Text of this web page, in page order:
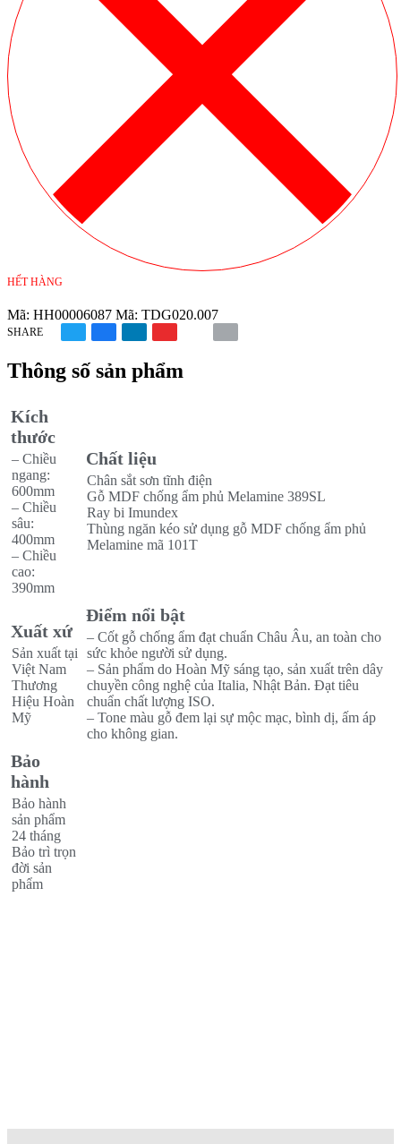
HẾT HÀNG
Mã: HH00006087 Mã: TDG020.007
SHARE
Thông số sản phẩm
Kích
thước
– Chiều
ngang:
600mm
– Chiều
sâu:
400mm
– Chiều
cao:
390mm
Chất liệu
Chân sắt sơn tĩnh điện
Gỗ MDF chống ẩm phủ Melamine 389SL
Ray bi Imundex
Thùng ngăn kéo sử dụng gỗ MDF chống ẩm phủ
Melamine mã 101T
Xuất xứ
Sản xuất tại
Việt Nam
Thương
Hiệu Hoàn
Mỹ
Điểm nổi bật
– Cốt gỗ chống ẩm đạt chuẩn Châu Âu, an toàn cho
sức khỏe người sử dụng.
– Sản phẩm do Hoàn Mỹ sáng tạo, sản xuất trên dây
chuyền công nghệ của Italia, Nhật Bản. Đạt tiêu
chuẩn chất lượng ISO.
– Tone màu gỗ đem lại sự mộc mạc, bình dị, ấm áp
cho không gian.
Bảo
hành
Bảo hành
sản phẩm
24 tháng
Bảo trì trọn
đời sản
phẩm